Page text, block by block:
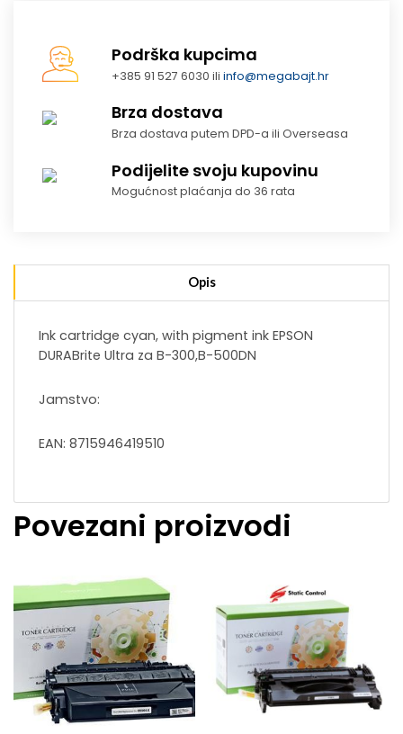
Podrška kupcima
+385 91 527 6030 iliinfo@megabajt.hr
Brza dostava
Brza dostava putem DPD-a ili Overseasa
Podijelite svoju kupovinu
Mogućnost plaćanja do 36 rata
Opis
Ink cartridge cyan, with pigment ink EPSON
DURABrite Ultra za B-300,B-500DN
Jamstvo:
EAN: 8715946419510
Povezani proizvodi